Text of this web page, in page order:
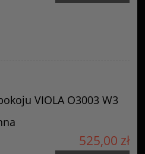
VIOLA O3003 W3
525,00 zł